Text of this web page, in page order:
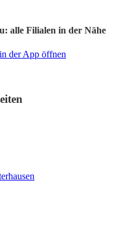
alle Filialen in der Nähe
der App öffnen